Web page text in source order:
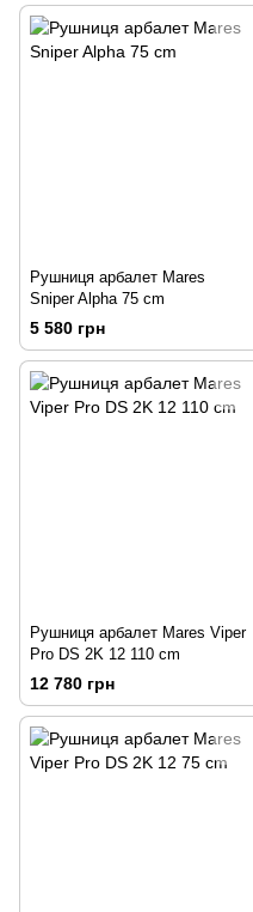
Рушниця арбалет Mares
Sniper Alpha 75 сm
5 580 грн
Рушниця арбалет Mares Viper
Pro DS 2K 12 110 сm
12 780 грн